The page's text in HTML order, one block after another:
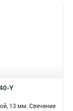
Y
13 мм. Свечение